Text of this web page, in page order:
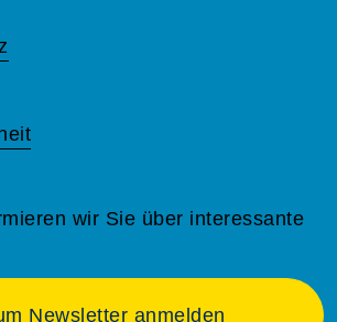
wir Sie über interessante
Newsletter anmelden